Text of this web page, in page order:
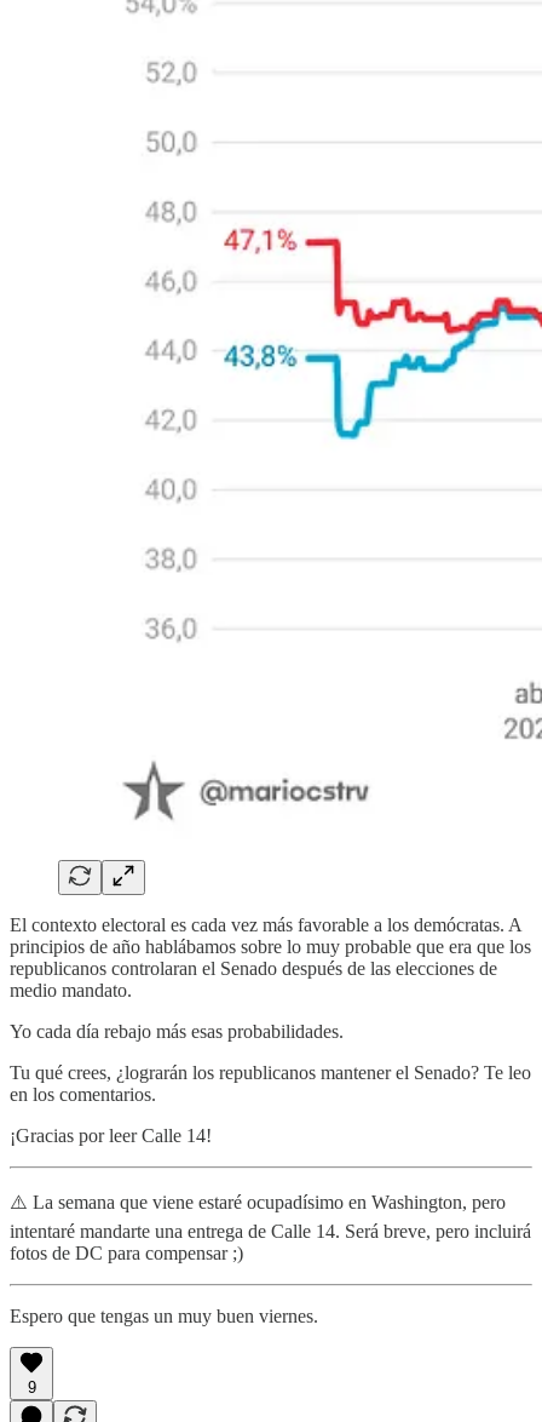
El contexto electoral es cada vez más favorable a los demócratas. A
principios de año hablábamos sobre lo muy probable que era que los
republicanos controlaran el Senado después de las elecciones de
medio mandato.
Yo cada día rebajo más esas probabilidades.
Tu qué crees, ¿lograrán los republicanos mantener el Senado? Te leo
en los comentarios.
¡Gracias por leer Calle 14!
⚠️ La semana que viene estaré ocupadísimo en Washington, pero
intentaré mandarte una entrega de Calle 14. Será breve, pero incluirá
fotos de DC para compensar ;)
Espero que tengas un muy buen viernes.
9